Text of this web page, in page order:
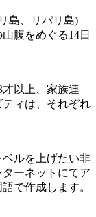
島、リパリ島)
腹をめぐる14日
以上、家族連
ィは、それぞれ
ルを上げたい非
ーネットにてア
で作成します。